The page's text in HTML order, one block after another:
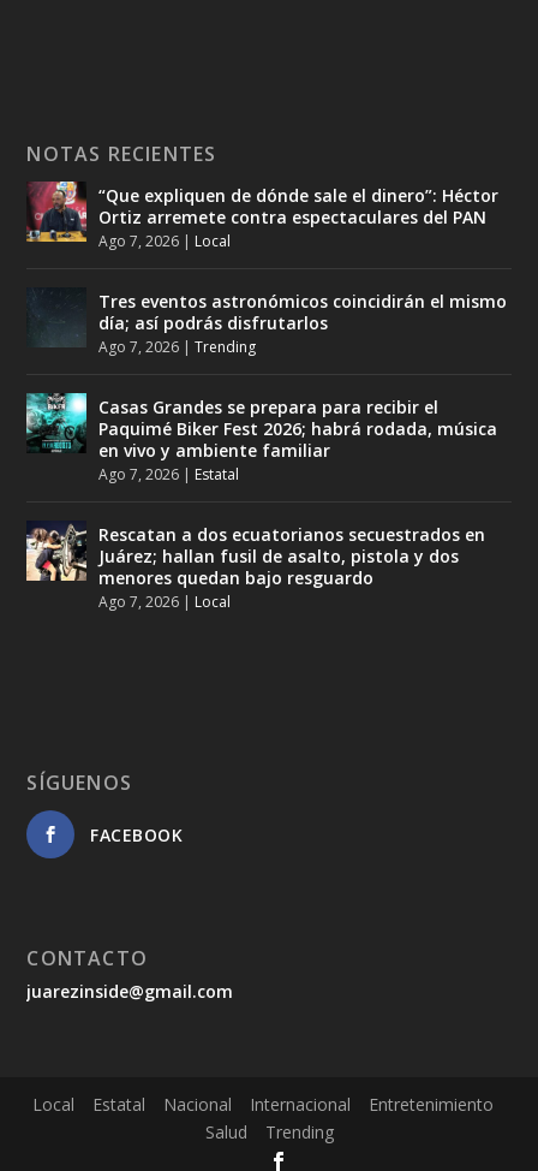
NOTAS RECIENTES
“Que expliquen de dónde sale el dinero”: Héctor
Ortiz arremete contra espectaculares del PAN
Ago 7, 2026 | Local
Tres eventos astronómicos coincidirán el mismo
día; así podrás disfrutarlos
Ago 7, 2026 |Trending
Casas Grandes se prepara para recibir el
Paquimé Biker Fest 2026; habrá rodada, música
en vivo y ambiente familiar
Ago 7, 2026 | Estatal
Rescatan a dos ecuatorianos secuestrados en
Juárez; hallan fusil de asalto, pistola y dos
menores quedan bajo resguardo
Ago 7, 2026 | Local
SÍGUENOS
FACEBOOK
CONTACTO
juarezinside@gmail.com
Local Estatal Nacional Internacional
Entretenimiento
Salud
Trending